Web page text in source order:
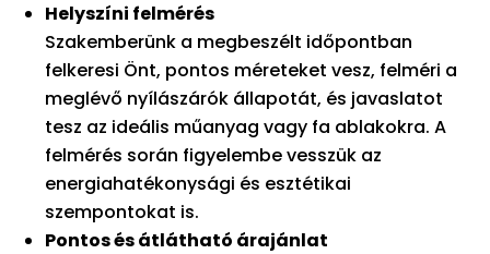
Helyszíni felmérés
Szakemberünk a megbeszélt időpontban
felkeresi Önt, pontos méreteket vesz, felméri a
meglévő nyílászárók állapotát, és javaslatot
tesz az ideális műanyag vagy fa ablakokra. A
felmérés során figyelembe vesszük az
energiahatékonysági és esztétikai
szempontokat is.
Pontos és átlátható árajánlat